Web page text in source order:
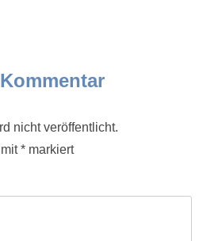
nicht veröffentlicht.
* markiert